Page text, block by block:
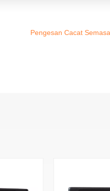
Pengesan Cacat